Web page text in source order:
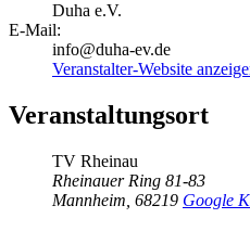
Duha e.V.
E-Mail:
info@duha-ev.de
Veranstalter-Website
Veranstaltungsort
TV Rheinau
Rheinauer Ring 81-83
Mannheim 68219 Google